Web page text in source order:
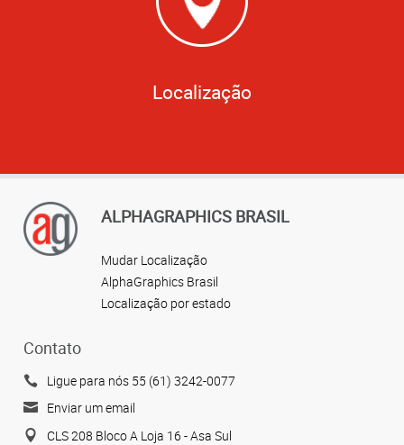
Localização
ALPHAGRAPHICS BRASIL
Mudar Localização
AlphaGraphics Brasil
Localização por estado
Contato
Ligue para nós 55 (61) 3242-0077
Enviar um email
CLS 208 Bloco A Loja 16 - Asa Sul